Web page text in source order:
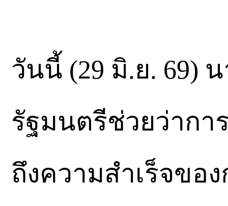
วันนี้ (29 มิ.ย. 69)
รัฐมนตรีช่วยว่ากา
ถึงความสำเร็จของ